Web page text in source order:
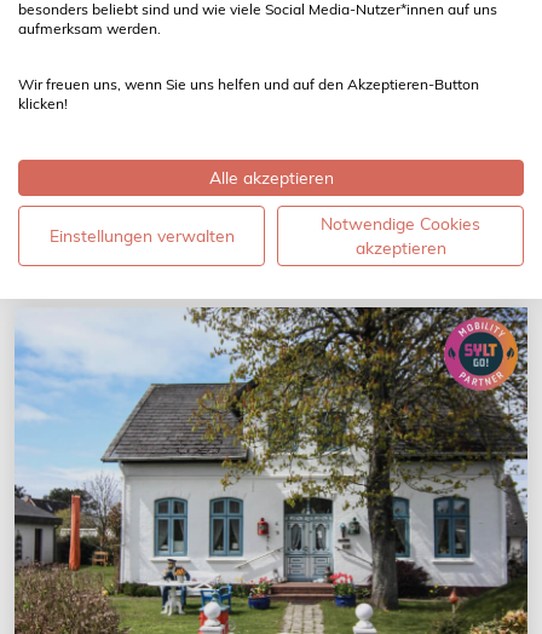
Seute Deern
2 Gäste 30 qm
Eigener Garten
Ab 55,00 € pro Nacht
besonders beliebt sind und wie viele Social Media-Nutzer*innen auf uns
aufmerksam werden.
Wir freuen uns, wenn Sie uns helfen und auf den Akzeptieren-Button
klicken!
Alle akzeptieren
Einstellungen verwalten
Notwendige Cookies
akzeptieren